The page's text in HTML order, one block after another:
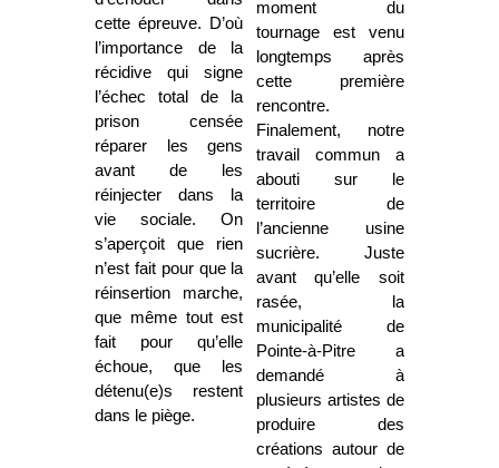
cette épreuve. D’où
l’importance de la
récidive qui signe
l’échec total de la
prison censée
réparer les gens
avant de les
réinjecter dans la
vie sociale. On
s’aperçoit que rien
n’est fait pour que la
réinsertion marche,
que même tout est
fait pour qu’elle
échoue, que les
détenu(e)s restent
dans le piège.
moment du
tournage est venu
longtemps après
cette première
rencontre.
Finalement, notre
travail commun a
abouti sur le
territoire de
l’ancienne usine
sucrière. Juste
avant qu’elle soit
rasée, la
municipalité de
Pointe-à-Pitre a
demandé à
plusieurs artistes de
produire des
créations autour de